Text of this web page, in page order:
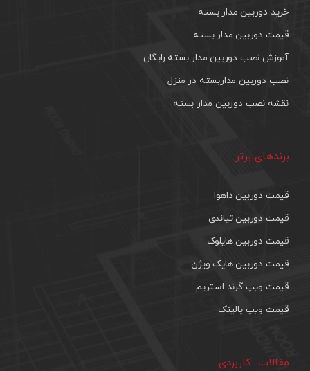
خرید دوربین مدار بسته
قیمت دوربین مدار بسته
آموزش نصب دوربین مدار بسته رایگان
نصب دوربین مداربسته در منزل
نقشه نصب دوربین مدار بسته
برندهای برتر
قیمت دوربین داهوا
قیمت دوربین تیاندی
قیمت دوربین هایلوک
قیمت دوربین هایک ویژن
قیمت ویپ گرند استریم
قیمت ویپ یالینک
مقالات کاربردی